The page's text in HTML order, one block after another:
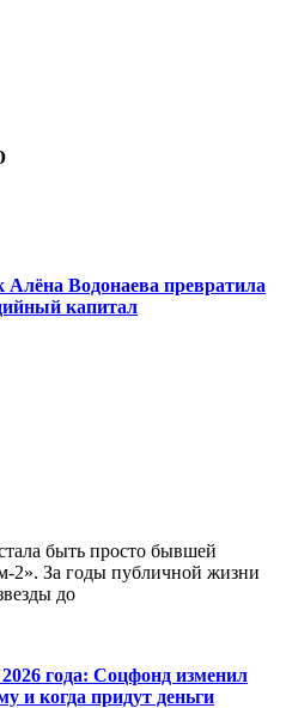
Алёна Водонаева превратила
капитал
быть просто бывшей
2». За годы публичной жизни
до
года: Соцфонд изменил
и когда придут деньги